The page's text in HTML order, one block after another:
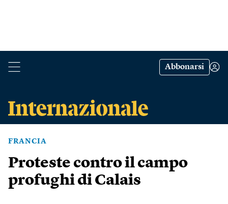
Abbonarsi
FRANCIA
Proteste contro il campo
profughi di Calais